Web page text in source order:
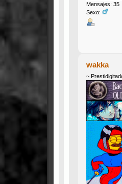
Mensajes: 35
Sexo:
wakka
~